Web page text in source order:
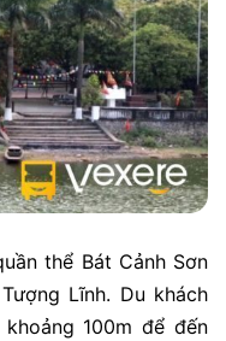
thể Bát Cảnh Sơn
Lĩnh. Du khách
100m để đến